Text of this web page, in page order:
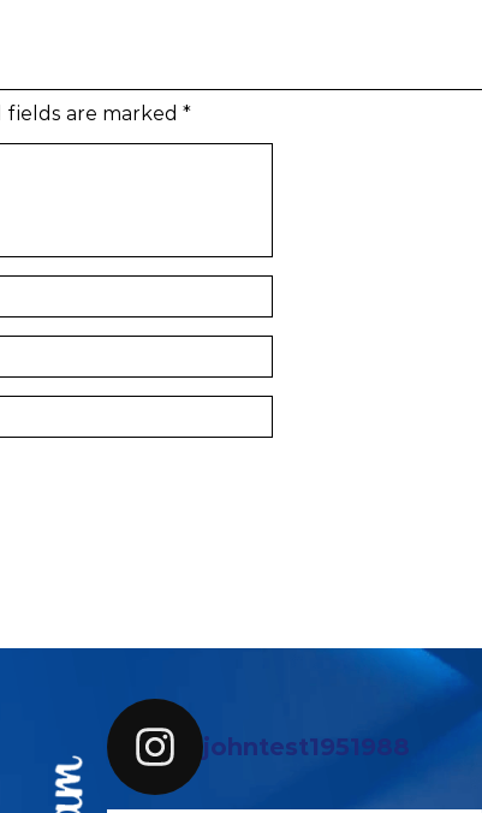
fields are marked *
johntest1951988